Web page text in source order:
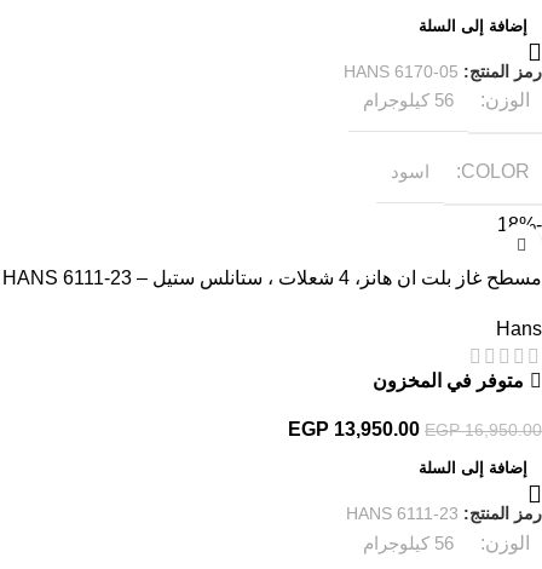
إضافة إلى السلة
رمز المنتج: HANS 6170-05
الوزن 56 كيلوجرام
COLOR اسود
-18%
مسطح غاز بلت ان هانز، 4 شعلات ، ستانلس ستيل – HANS 6111-23
Hans
متوفر في المخزون
EGP16,950.00
EGP 13,950.00
إضافة إلى السلة
رمز المنتج: HANS 6111-23
الوزن 56 كيلوجرام